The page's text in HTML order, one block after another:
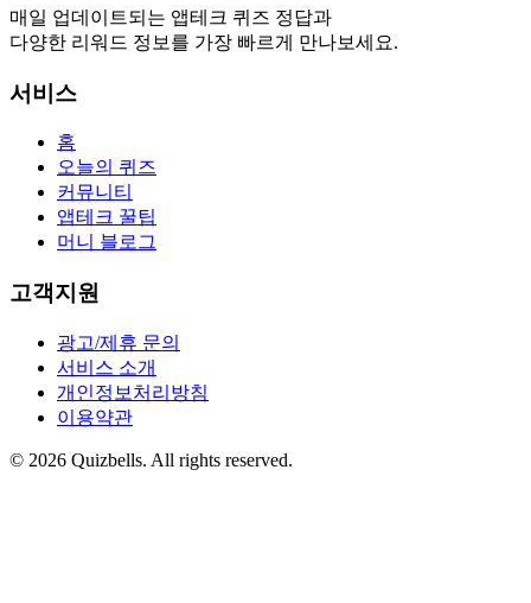
매일 업데이트되는 앱테크 퀴즈 정답과
다양한 리워드 정보를 가장 빠르게 만나보세요.
서비스
홈
오늘의 퀴즈
커뮤니티
앱테크 꿀팁
머니 블로그
고객지원
광고/제휴 문의
서비스 소개
개인정보처리방침
이용약관
© 2026 Quizbells. All rights reserved.